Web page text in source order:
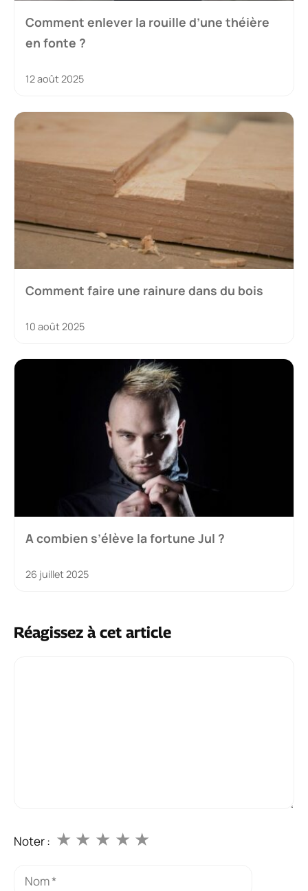
Comment enlever la rouille d’une théière
en fonte ?
12 août 2025
Comment faire une rainure dans du bois
10 août 2025
A combien s’élève la fortune Jul ?
26 juillet 2025
Réagissez à cet article
Noter : ★
★
★
★
★
Nom